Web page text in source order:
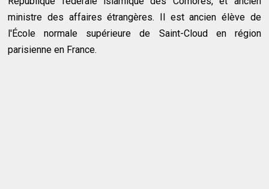
ministre des affaires étrangères. Il est ancien élève de
l'École normale supérieure de Saint-Cloud en région
parisienne en France.